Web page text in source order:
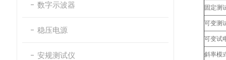
数字示波器
稳压电源
安规测试仪
固定测
可变测
可变试
斜率模